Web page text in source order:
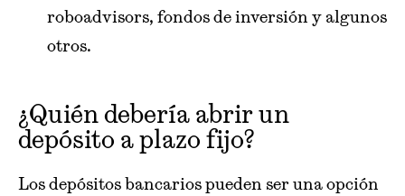
roboadvisors, fondos de inversión y algunos
otros.
¿Quién debería abrir un
depósito a plazo fijo?
Los depósitos bancarios pueden ser una opción